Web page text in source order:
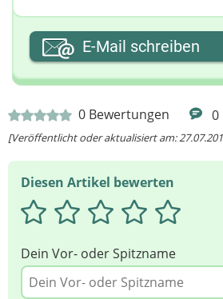
0 Bewertungen 0
[Veröffentlicht oder aktualisiert am:
Diesen Artikel bewerten
Dein Vor- oder Spitzname
Ihre E-Mail-Adresse
Ihre Nachricht
E-Mail schreiben